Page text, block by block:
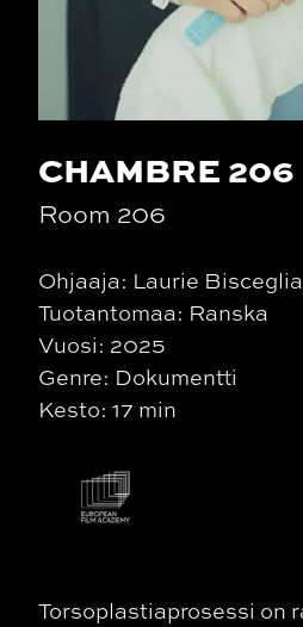
CHAMBRE 206
Room 206
Ohjaaja: Laurie Bisceglia
Tuotantomaa: Ranska
Vuosi: 2025
Genre: Dokumentti
Kesto: 17 min
Torsoplastiaprosessi on